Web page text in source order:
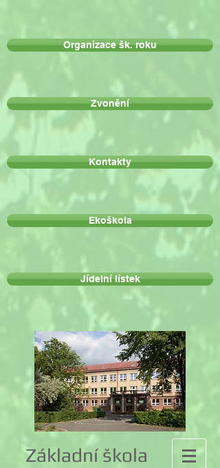
Organizace šk. roku
Zvonění
Kontakty
Ekoškola
Jídelní lístek
Základní škola